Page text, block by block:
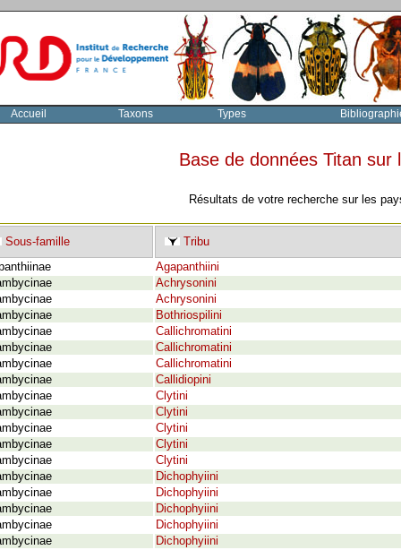
Accueil Taxons Types
Base de données Titan
Résultats de votre recherche sur les
Sous-famille
Tribu
Agapanthiini
Achrysonini
Achrysonini
Bothriospilini
Callichromatini
Callichromatini
Callichromatini
Callidiopini
Clytini
Clytini
Clytini
Clytini
Clytini
Dichophyiini
Dichophyiini
Dichophyiini
Dichophyiini
Dichophyiini